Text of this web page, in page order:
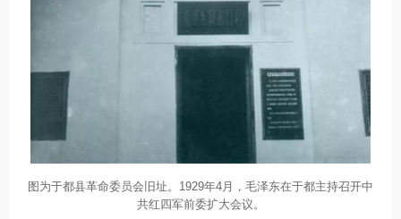
图为于都县革命委员会旧址。1929年4月，毛泽东在于都主持召开中
共红四军前委扩大会议。